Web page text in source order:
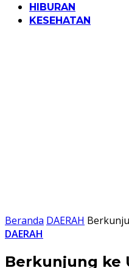
HIBURAN
KESEHATAN
Beranda DAERAH
DAERAH
Berkunjung ke